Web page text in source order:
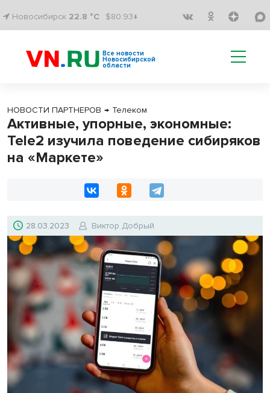
Новосибирск 22.8 °C $80.93↓
Все новости
Новосибирской
области
НОВОСТИ ПАРТНЕРОВ → Телеком
Активные, упорные, экономные:
Tele2 изучила поведение сибиряков
на «Маркете»
28.03.2023 Виктор Добрый